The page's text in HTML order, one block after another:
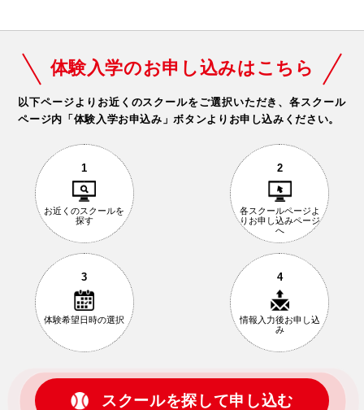
体験入学のお申し込みはこちら
以下ページよりお近くのスクールをご選択いただき、各スクール
ページ内「体験入学お申込み」ボタンよりお申し込みください。
1
お近くのスクールを
探す
2
各スクールページ よ
りお申し込みページ
へ
3
体験希望日時の選択
4
情報入力後お申し込
み
スクールを探して申し込む